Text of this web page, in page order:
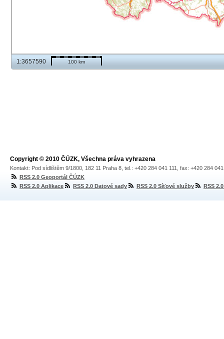
1:3657590 100 km
Copyright © 2010 ČÚZK, Všechna práva vyhrazena
Kontakt: Pod sídlištěm 9/1800, 182 11 Praha 8, tel.: +420 284 041 111, fax: +420 284
RSS 2.0 Geoportál ČÚZK
RSS 2.0 Aplikace
RSS 2.0 Datové sady RSS 2.0 Síťové služby RSS